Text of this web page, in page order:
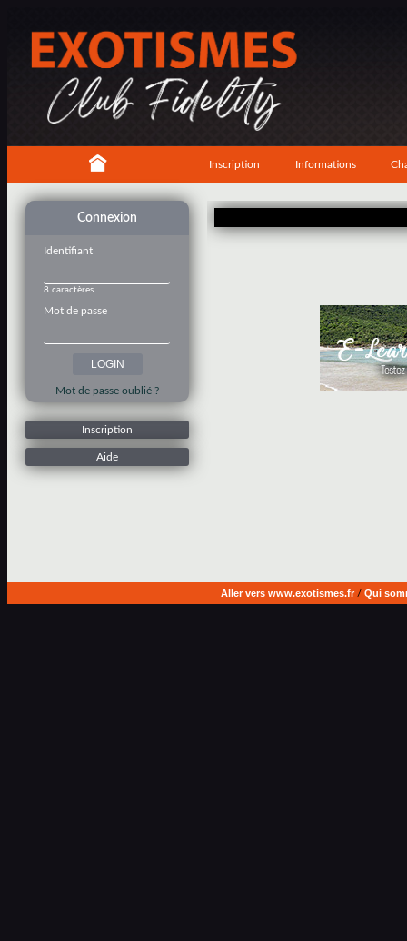
Inscription Informations
Connexion
Identifiant
8 caractères
Mot de passe
Mot de passe oublié ?
Inscription
Aide
Aller vers www.exotismes.fr/ Qui